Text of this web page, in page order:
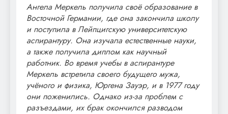
Ангела Меркель получила своё образование в
Восточной Германии, где она закончила школу
и поступила в Лейпцигскую университетскую
аспирантуру. Она изучала естественные науки,
а также получила диплом как научный
работник. Во время учебы в аспирантуре
Меркель встретила своего будущего мужа,
учёного и физика, Юргена Зауэр, и в 1977 году
они поженились. Однако из-за проблем с
разъездами, их брак окончился разводом